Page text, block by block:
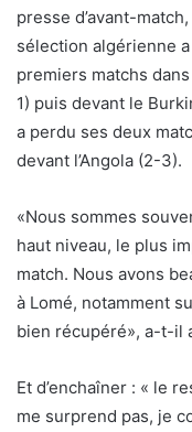
presse d’avant-
sélection algérienne
premiers matchs dans
1) puis devant le
a perdu ses deux
devant l’Angola (2-3).
«Nous sommes
haut niveau, le plus
match. Nous avons
à Lomé, notamment
bien récupéré», a-t-il
Et d’enchaîner : « le
me surprend pas, je